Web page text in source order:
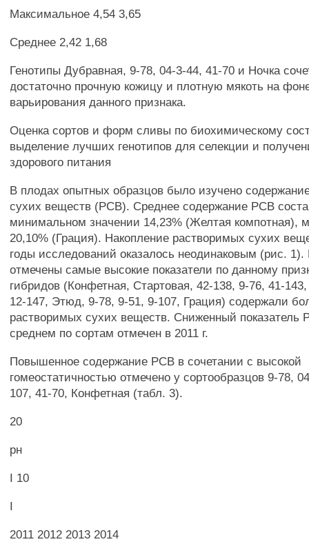
Максимальное 4,54 3,65
Среднее 2,42 1,68
Генотипы Дубравная, 9-78, 04-3-44, 41-70 и Ночка
достаточно прочную кожицу и плотную мякоть на
варьирования данного признака.
Оценка сортов и форм сливы по биохимическому
выделение лучших генотипов для селекции и
здорового питания
В плодах опытных образцов было изучено
сухих веществ (PCB). Среднее содержание PCB
минимальном значении 14,23% (Желтая компотная),
20,10% (Грация). Накопление растворимых сухих
годы исследований оказалось неодинаковым (рис. 1).
отмечены самые высокие показатели по данному
гибридов (Конфетная, Стартовая, 42-138, 9-76, 41-
12-147, Этюд, 9-78, 9-51, 9-107, Грация) содержали
растворимых сухих веществ. Сниженный показатель
среднем по сортам отмечен в 2011 г.
Повышенное содержание PCB в сочетании с высокой
гомеостатичностью отмечено у сортообразцов 9-78,
107, 41-70, Конфетная (табл. 3).
20
рн
I 10
I
2011 2012 2013 2014